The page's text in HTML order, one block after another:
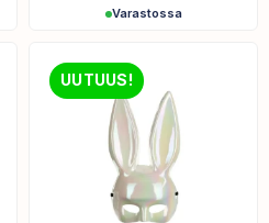
Varastossa
UUTUUS!